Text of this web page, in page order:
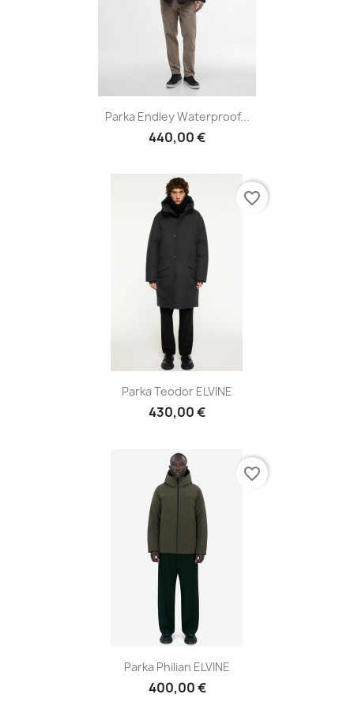
Parka Endley Waterproof...
440,00 €
Parka Teodor ELVINE
430,00 €
favorite_border
Parka Philian ELVINE
400,00 €
favorite_border